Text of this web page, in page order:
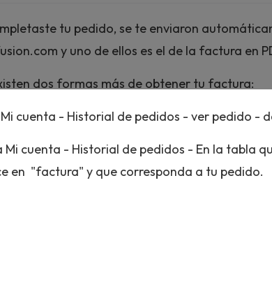
tu pedido, se te enviaron
y uno de ellos es el de la factura en
dos formas más de obtener tu factura:
Mi cuenta - Historial de pedidos - ver pedido -
Mi cuenta - Historial de pedidos - En la tabla
en "factura" y que corresponda a tu pedido.